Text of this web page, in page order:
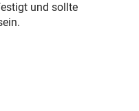
und sollte